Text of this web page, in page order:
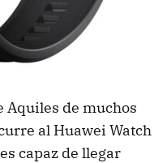
Aquiles de muchos
al Huawei Watch
capaz de llegar